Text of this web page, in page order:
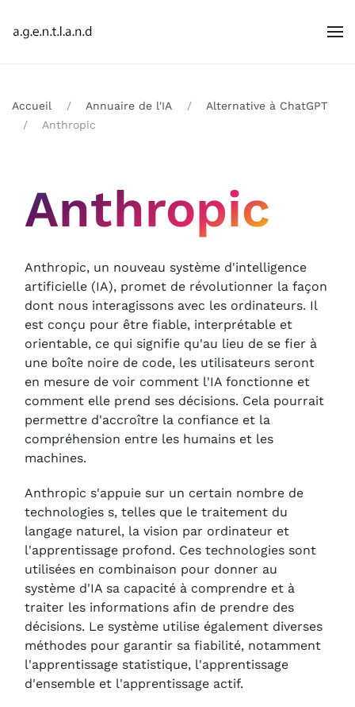
Accueil Annuaire de l'IA
Alternative à ChatGPT
Anthropic
Anthropic
Anthropic, un nouveau système d'intelligence
artificielle (IA), promet de révolutionner la façon
dont nous interagissons avec les ordinateurs. Il
est conçu pour être fiable, interprétable et
orientable, ce qui signifie qu'au lieu de se fier à
une boîte noire de code, les utilisateurs seront
en mesure de voir comment l'IA fonctionne et
comment elle prend ses décisions. Cela pourrait
permettre d'accroître la confiance et la
compréhension entre les humains et les
machines.
Anthropic s'appuie sur un certain nombre de
technologies s, telles que le traitement du
langage naturel, la vision par ordinateur et
l'apprentissage profond. Ces technologies sont
utilisées en combinaison pour donner au
système d'IA sa capacité à comprendre et à
traiter les informations afin de prendre des
décisions. Le système utilise également diverses
méthodes pour garantir sa fiabilité, notamment
l'apprentissage statistique, l'apprentissage
d'ensemble et l'apprentissage actif.